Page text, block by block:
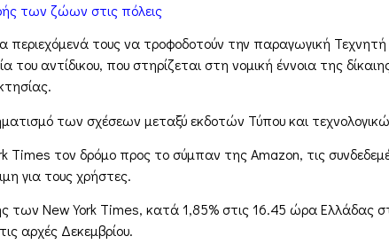
των ζώων στις πόλεις
τους να τροφοδοτούν την παραγωγική
αντίδικου, που στηρίζεται στη νομική έννοια της
των σχέσεων μεταξύ εκδοτών Τύπου και
τον δρόμο προς το σύμπαν της Amazon, τις
για τους χρήστες.
New York Times, κατά 1,85% στις 16.45 ώρα Ελλάδας
αρχές Δεκεμβρίου.